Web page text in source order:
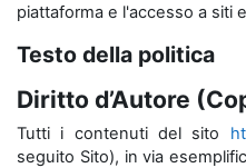
piattaforma e l'accesso a siti
Testo della politica
Diritto d’Autore
Tutti i contenuti del sito
seguito Sito), in via